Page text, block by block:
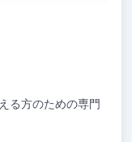
る方のための専門